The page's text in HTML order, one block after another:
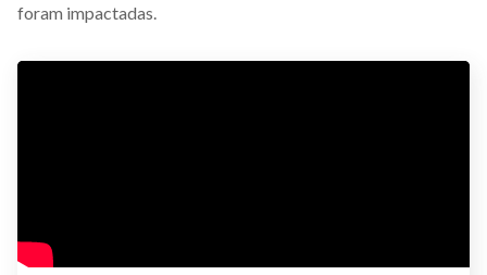
foram impactadas.